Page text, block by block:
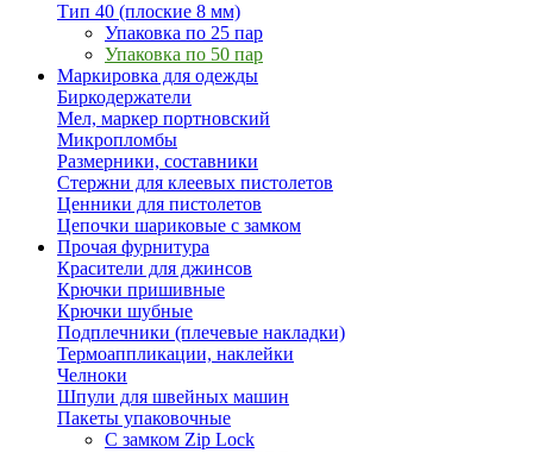
Тип 40 (плоские 8 мм)
Упаковка по 25 пар
Упаковка по 50 пар
Маркировка для одежды
Биркодержатели
Мел, маркер портновский
Микропломбы
Размерники, составники
Стержни для клеевых пистолетов
Ценники для пистолетов
Цепочки шариковые с замком
Прочая фурнитура
Красители для джинсов
Крючки пришивные
Крючки шубные
Подплечники (плечевые накладки)
Термоаппликации, наклейки
Челноки
Шпули для швейных машин
Пакеты упаковочные
С замком Zip Lock